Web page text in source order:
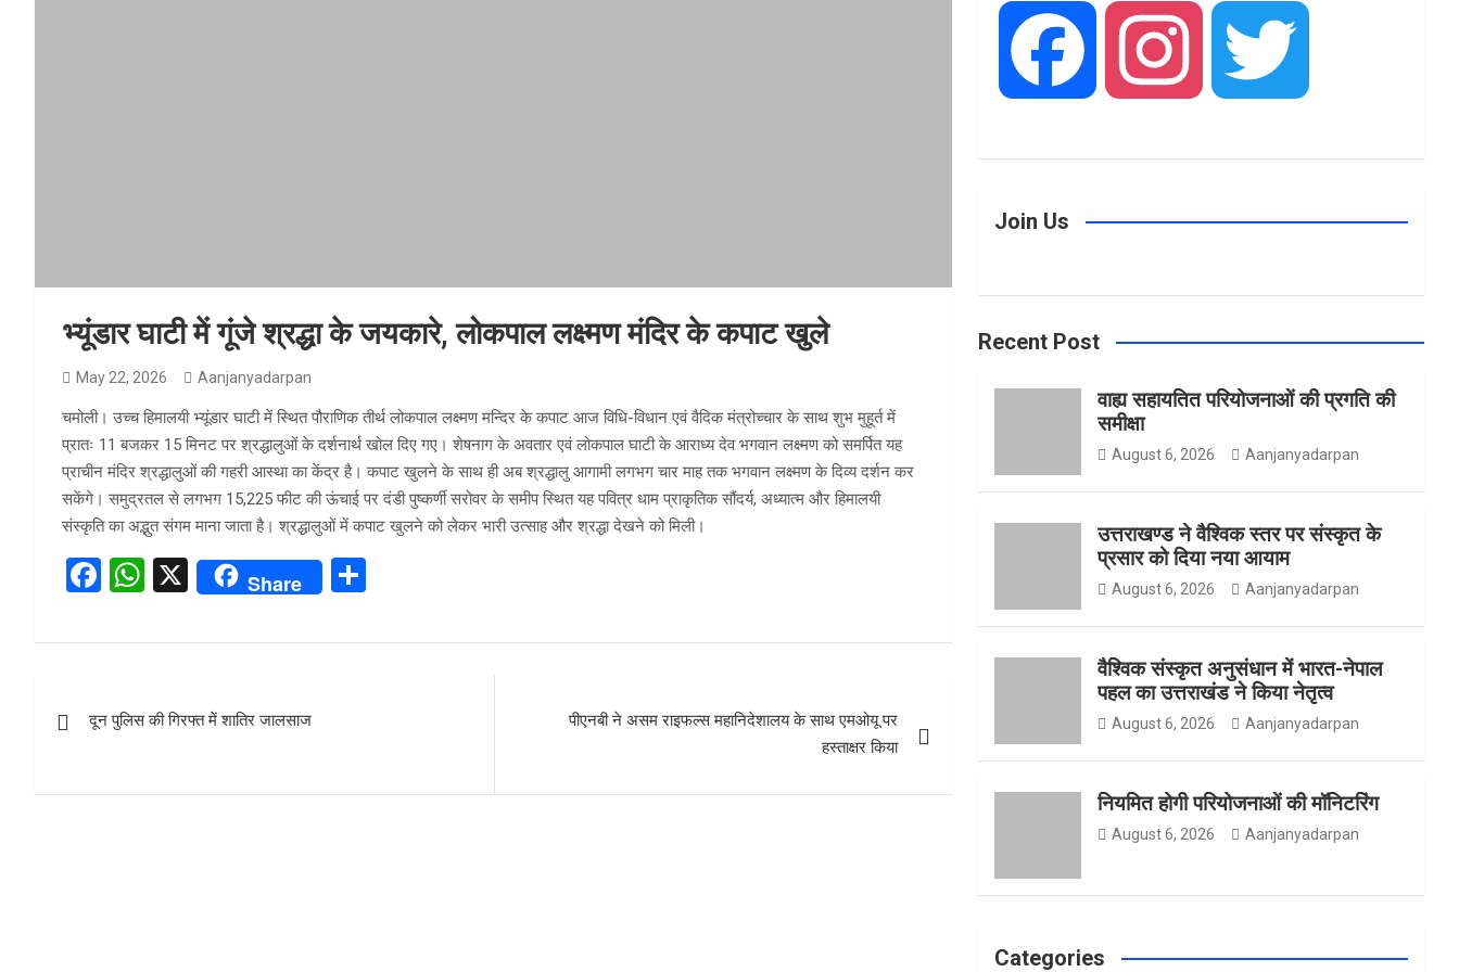
भ्यूंडार घाटी में गूंजे श्रद्धा के जयकारे, लोकपाल लक्ष्मण मंदिर के कपाट खुले
May 22, 2026 Aanjanyadarpan
चमोली। उच्च हिमालयी भ्यूंडार घाटी में स्थित पौराणिक तीर्थ लोकपाल लक्ष्मण मन्दिर के कपाट आज विधि-विधान एवं वैदिक मंत्रोच्चार के साथ शुभ मुहूर्त में
प्रातः 11 बजकर 15 मिनट पर श्रद्धालुओं के दर्शनार्थ खोल दिए गए। शेषनाग के अवतार एवं लोकपाल घाटी के आराध्य देव भगवान लक्ष्मण को समर्पित यह
प्राचीन मंदिर श्रद्धालुओं की गहरी आस्था का केंद्र है। कपाट खुलने के साथ ही अब श्रद्धालु आगामी लगभग चार माह तक भगवान लक्ष्मण के दिव्य दर्शन कर
सकेंगे। समुद्रतल से लगभग 15,225 फीट की ऊंचाई पर दंडी पुष्कर्णी सरोवर के समीप स्थित यह पवित्र धाम प्राकृतिक सौंदर्य, अध्यात्म और हिमालयी
संस्कृति का अद्भुत संगम माना जाता है। श्रद्धालुओं में कपाट खुलने को लेकर भारी उत्साह और श्रद्धा देखने को मिली।
F
ce
o
k
W
at
A
p
X Share
ar
navigation
दून पुलिस की गिरफ्त में शातिर जालसाज
पीएनबी ने असम राइफल्स महानिदेशालय के साथ एमओयू पर
हस्ताक्षर किया
e
o
k
t
g
a
m
t
e
Join Us
Recent Post
वाह्य सहायतित परियोजनाओं की प्रगति की
समीक्षा
August 6, 2026 Aanjanyadarpan
उत्तराखण्ड ने वैश्विक स्तर पर संस्कृत के
प्रसार को दिया नया आयाम
August 6, 2026 Aanjanyadarpan
वैश्विक संस्कृत अनुसंधान में भारत-नेपाल
पहल का उत्तराखंड ने किया नेतृत्व
August 6, 2026 Aanjanyadarpan
नियमित होगी परियोजनाओं की मॉनिटरिंग
August 6, 2026 Aanjanyadarpan
Categories